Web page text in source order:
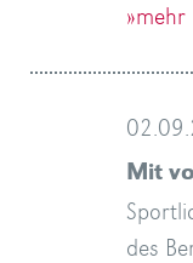
»mehr
Mit
des